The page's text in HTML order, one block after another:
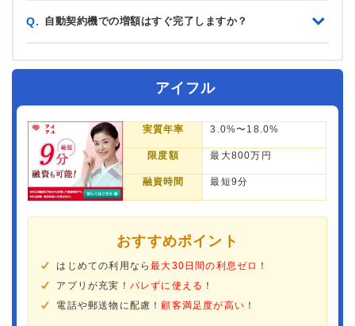
Q. 自動契約機での増額はすぐ完了しますか？
アイフル
実質年率 3.0%〜18.0%
限度額 最大800万円
融資時間 最短9分
おすすめポイント
はじめての利用なら最大30日間の利息ゼロ ！
アプリが充実！ バレずに使える ！
電話や郵送物に配慮！ 顧客満足度が高い ！